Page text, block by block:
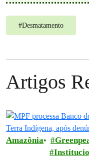
#Desmatamento
Artigos
Amazônia